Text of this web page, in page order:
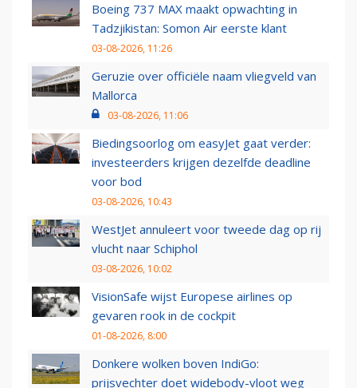
Boeing 737 MAX maakt opwachting in
Tadzjikistan: Somon Air eerste klant
03-08-2026, 11:26
Geruzie over officiële naam vliegveld van
Mallorca
03-08-2026, 11:06
Biedingsoorlog om easyJet gaat verder:
investeerders krijgen dezelfde deadline
voor bod
03-08-2026, 10:43
WestJet annuleert voor tweede dag op rij
vlucht naar Schiphol
03-08-2026, 10:02
VisionSafe wijst Europese airlines op
gevaren rook in de cockpit
01-08-2026, 8:00
Donkere wolken boven IndiGo:
prijsvechter doet widebody-vloot weg